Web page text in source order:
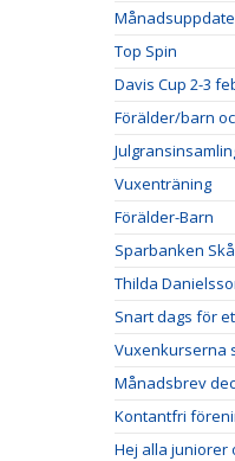
Top Spin
Davis Cup 2-3
Förälder/barn
Vuxenträning
Förälder-Barn
Sparbanken
Thilda
Snart dags för
Vuxenkurserna
Månadsbrev
Kontantfri
Hej alla juniorer